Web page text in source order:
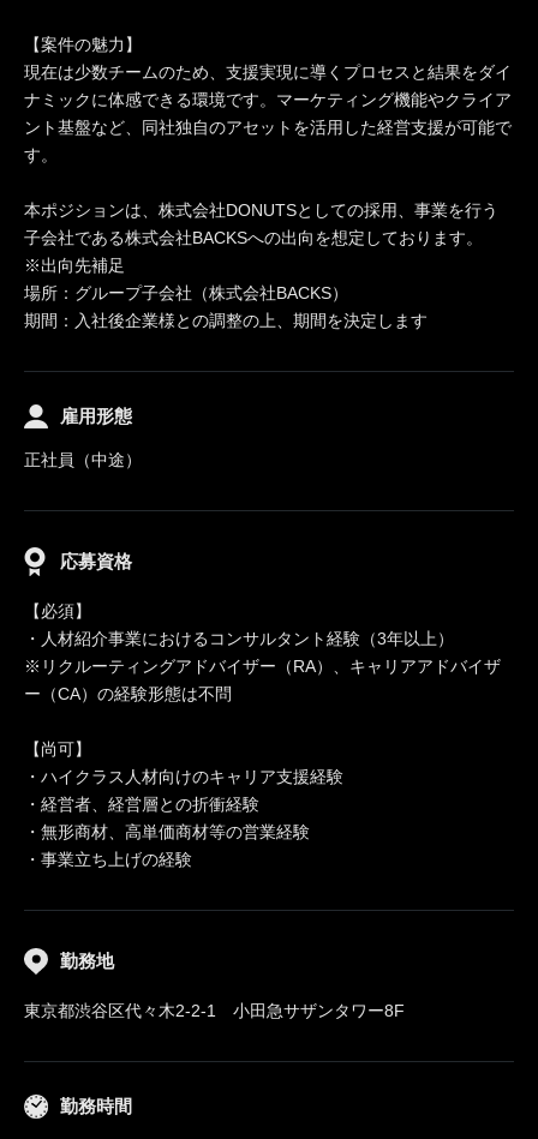
【案件の魅力】
現在は少数チームのため、支援実現に導くプロセスと結果をダイ
ナミックに体感できる環境です。マーケティング機能やクライア
ント基盤など、同社独自のアセットを活用した経営支援が可能で
す。
本ポジションは、株式会社DONUTSとしての採用、事業を行う
子会社である株式会社BACKSへの出向を想定しております。
※出向先補足
場所：グループ子会社（株式会社BACKS）
期間：入社後企業様との調整の上、期間を決定します
雇用形態
正社員（中途）
応募資格
【必須】
・人材紹介事業におけるコンサルタント経験（3年以上）
※リクルーティングアドバイザー（RA）、キャリアアドバイザ
ー（CA）の経験形態は不問
【尚可】
・ハイクラス人材向けのキャリア支援経験
・経営者、経営層との折衝経験
・無形商材、高単価商材等の営業経験
・事業立ち上げの経験
勤務地
東京都渋谷区代々木2-2-1 小田急サザンタワー8F
勤務時間